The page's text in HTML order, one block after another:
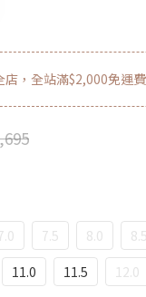
店，全站滿$2,000免運費
7.5 8.0 8.5
11.0 11.5 12.0